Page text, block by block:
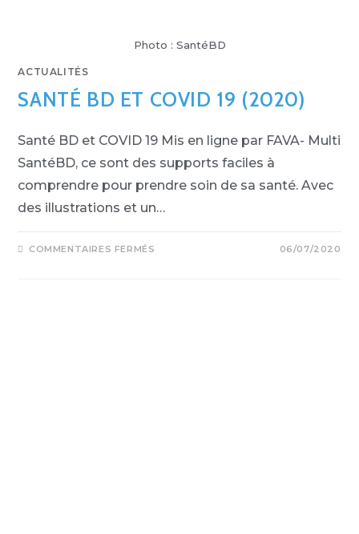
Photo : SantéBD
ACTUALITÉS
SANTÉ BD ET COVID 19 (2020)
Santé BD et COVID 19 Mis en ligne par FAVA- Multi
SantéBD, ce sont des supports faciles à
comprendre pour prendre soin de sa santé. Avec
des illustrations et un…
COMMENTAIRES FERMÉS 06/07/2020